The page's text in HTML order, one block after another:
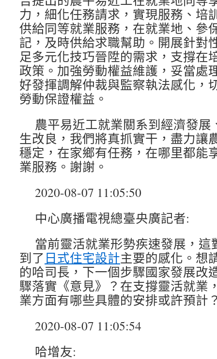
力，細化任務請求，實現服務、培
供給同等就業服務，在就業地、參
記，及時供給求職幫助。開展針對
足多元化技巧晉陞的需求，支撐在
政策。加強勞動權益維護，妥當處
好發揮調解仲裁與監察執法感化，
勞動保證權益。
農平易近工就業關系到經濟發
生改良，我們將真抓實干，盡力讓
穩定，在家鄉有任務，在哪里都能
業服務。謝謝。
2020-08-07 11:05:50
中心廣播電視總臺央廣記者:
當前靈活就業形勢疾速發展，
到了 日式住宅設計主要的感化。想
的哈司長，下一個步驟國家發展改
驟落實《意見》？在支撐靈活就業
業方面有哪些具體的安排或許預計
2020-08-07 11:05:54
哈增友: